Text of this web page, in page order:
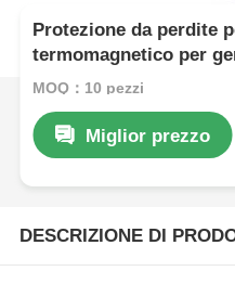
Protezione da perdite
termomagnetico per
MOQ：10 pezzi
Miglior prezzo
DESCRIZIONE DI